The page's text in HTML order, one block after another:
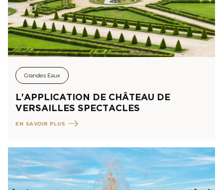
Grandes Eaux
L'APPLICATION DE CHÂTEAU DE
VERSAILLES SPECTACLES
EN SAVOIR PLUS